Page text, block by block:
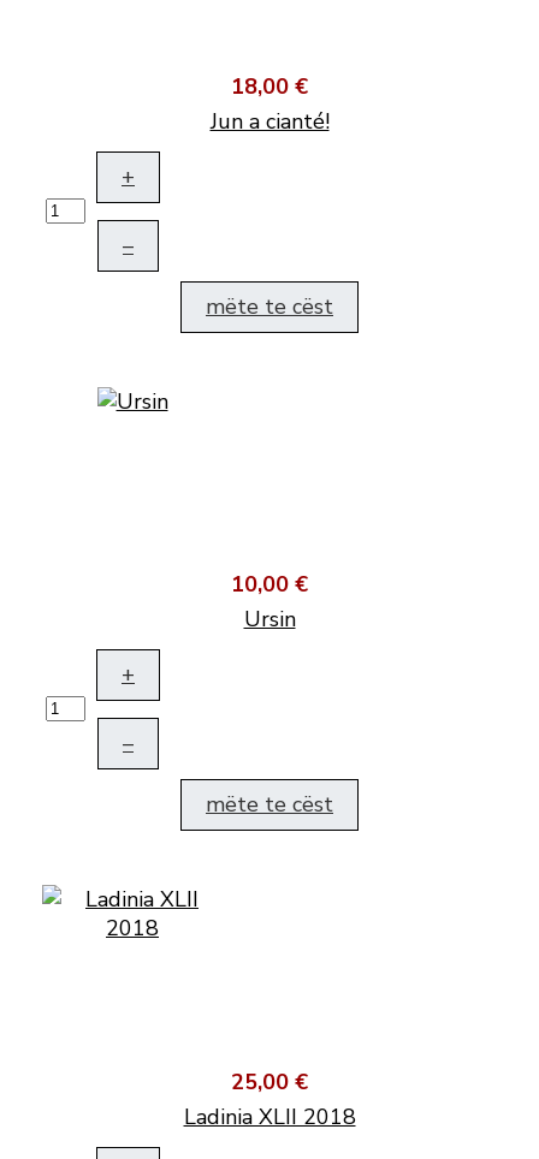
18,00 €
Jun a cianté!
+
–
mëte te cëst
10,00 €
Ursin
+
–
mëte te cëst
25,00 €
Ladinia XLII 2018